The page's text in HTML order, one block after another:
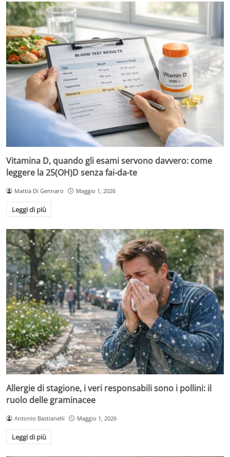
Vitamina D, quando gli esami servono davvero: come
leggere la 25(OH)D senza fai-da-te
Mattia Di Gennaro Maggio 1, 2026
Leggi di più
Allergie di stagione, i veri responsabili sono i pollini: il
ruolo delle graminacee
Antonio Bastianelli Maggio 1, 2026
Leggi di più